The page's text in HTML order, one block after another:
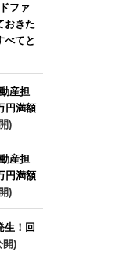
ファ
おきた
べてと
産担
円満額
)
産担
円満額
)
生！回
開)